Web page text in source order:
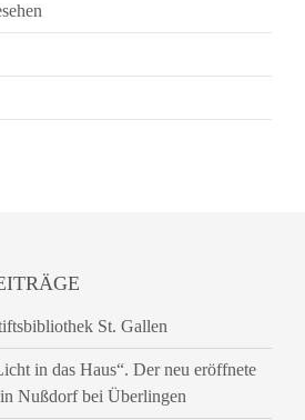
St. Gallen
in das Haus“. Der neu eröffnete
Nußdorf bei Überlingen